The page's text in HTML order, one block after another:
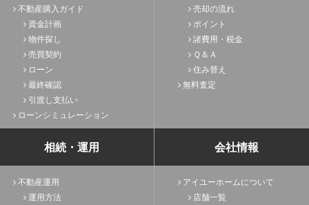
不動産購入ガイド
資金計画
物件探し
売買契約
ローン
最終確認
引渡し支払い
ローンシミュレーション
売却の流れ
ポイント
諸費用・税金
Ｑ＆Ａ
住み替え
無料査定
相続・運用
不動産運用
運用方法
会社情報
アイユーホームについて
店舗一覧